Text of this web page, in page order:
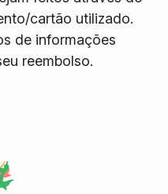
cartão utilizado.
de informações
reembolso.